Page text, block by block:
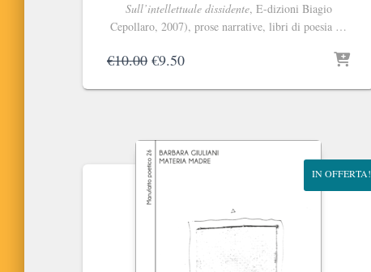
Sull’intellettuale dissidente, E-dizioni Biagio
Cepollaro, 2007), prose narrative, libri di poesia …
€10.00 Il
originale
€9.50Il
attuale
IN OFFERTA!